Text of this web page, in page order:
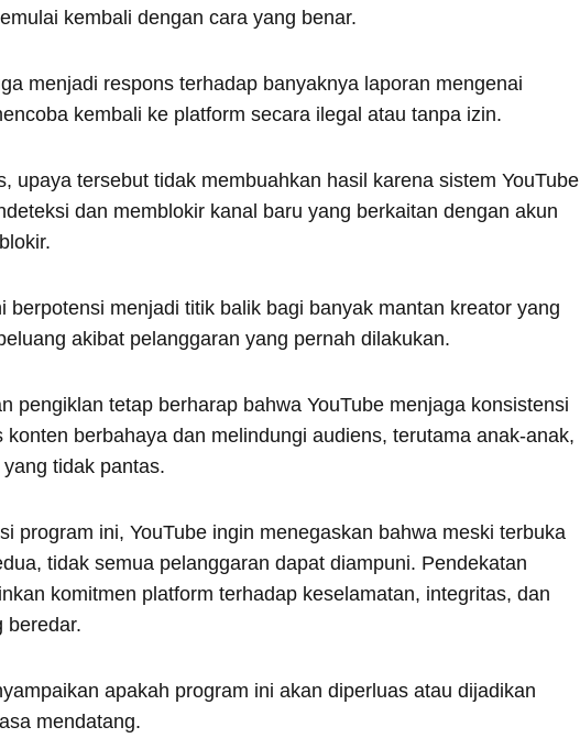
kembali dengan cara yang benar.
menjadi respons terhadap banyaknya laporan mengenai
kembali ke platform secara ilegal atau tanpa izin.
upaya tersebut tidak membuahkan hasil karena sistem YouTube
dan memblokir kanal baru yang berkaitan dengan akun
berpotensi menjadi titik balik bagi banyak mantan kreator yang
akibat pelanggaran yang pernah dilakukan.
pengiklan tetap berharap bahwa YouTube menjaga konsistensi
konten berbahaya dan melindungi audiens, terutama anak-anak,
tidak pantas.
program ini, YouTube ingin menegaskan bahwa meski terbuka
tidak semua pelanggaran dapat diampuni. Pendekatan
komitmen platform terhadap keselamatan, integritas, dan
beredar.
apakah program ini akan diperluas atau dijadikan
mendatang.